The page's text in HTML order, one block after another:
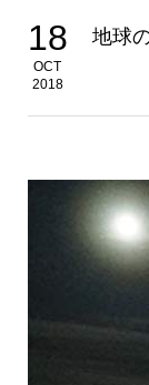
18
OCT
2018
地球